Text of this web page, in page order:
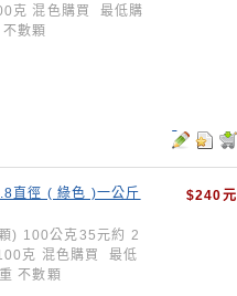
克 混色購買 最低購
數顆
$240元
直徑 ( 綠色 )一公斤
) 100公克35元約 2
克 混色購買 最低
不數顆